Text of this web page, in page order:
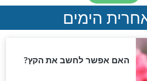
מאמינים בקורונה